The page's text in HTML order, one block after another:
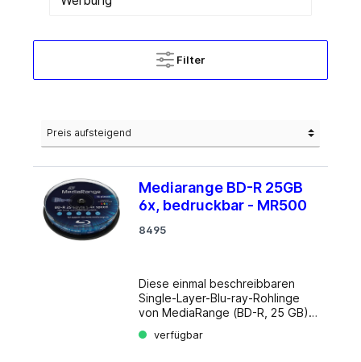
Filter
Mediarange BD-R 25GB
6x, bedruckbar - MR500
8495
Diese einmal beschreibbaren
Single-Layer-Blu-ray-Rohlinge
von MediaRange (BD-R, 25 GB)
1.1 kompatibel und können mit bis
verfügbar